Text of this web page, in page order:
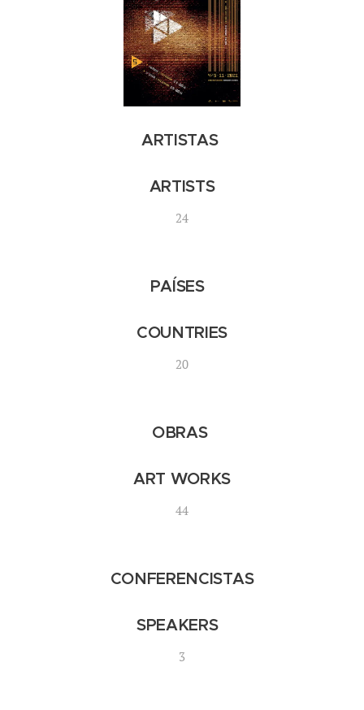
ARTISTAS
ARTISTS
24
PAÍSES
COUNTRIES
20
OBRAS
ART WORKS
44
CONFERENCISTAS
SPEAKERS
3